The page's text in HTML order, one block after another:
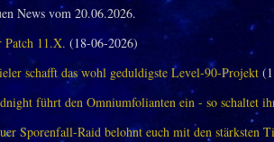
News vom 20.06.2026.
11.X. (18-06-2026)
schafft das wohl geduldigste Level-90-Projekt(1
führt den Omniumfolianten ein - so schaltet
Sporenfall-Raid belohnt euch mit den stärksten